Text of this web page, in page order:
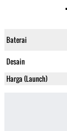
Baterai
Desain
Harga (Launch)